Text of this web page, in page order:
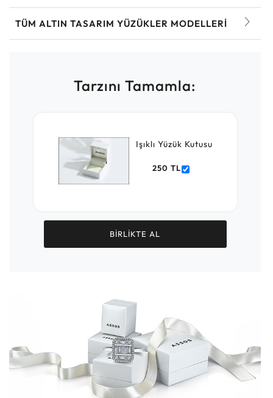
TÜM ALTIN TASARIM YÜZÜKLER MODELLERI
Tarzını Tamamla:
Işıklı Yüzük Kutusu
250 TL
BİRLİKTE AL